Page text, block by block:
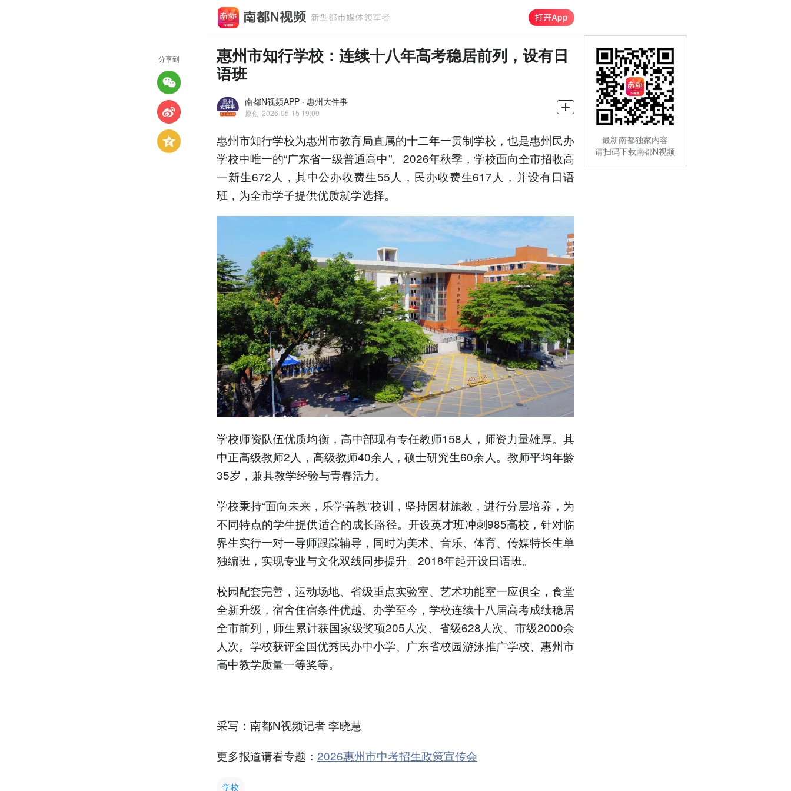
惠州市知行学校：连续十八年高考稳居前列，设有日
语班
南都N视频APP · 惠州大件事
原创 2026-05-15 19:09
惠州市知行学校为惠州市教育局直属的十二年一贯制学校，也是惠州民办
学校中唯一的“广东省一级普通高中”。2026年秋季，学校面向全市招收高
一新生672人，其中公办收费生55人，民办收费生617人，并设有日语
班，为全市学子提供优质就学选择。
学校师资队伍优质均衡，高中部现有专任教师158人，师资力量雄厚。其
中正高级教师2人，高级教师40余人，硕士研究生60余人。教师平均年龄
35岁，兼具教学经验与青春活力。
学校秉持“面向未来，乐学善教”校训，坚持因材施教，进行分层培养，为
不同特点的学生提供适合的成长路径。开设英才班冲刺985高校，针对临
界生实行一对一导师跟踪辅导，同时为美术、音乐、体育、传媒特长生单
独编班，实现专业与文化双线同步提升。2018年起开设日语班。
校园配套完善，运动场地、省级重点实验室、艺术功能室一应俱全，食堂
全新升级，宿舍住宿条件优越。办学至今，学校连续十八届高考成绩稳居
全市前列，师生累计获国家级奖项205人次、省级628人次、市级2000余
人次。学校获评全国优秀民办中小学、广东省校园游泳推广学校、惠州市
高中教学质量一等奖等。
采写：南都N视频记者 李晓慧
更多报道请看专题： 2026惠州市中考招生政策宣传会
学校
分享到
最新南都独家内容
请扫码下载南都N视频